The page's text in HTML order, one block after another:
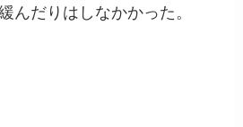
んだりはしなかかった。